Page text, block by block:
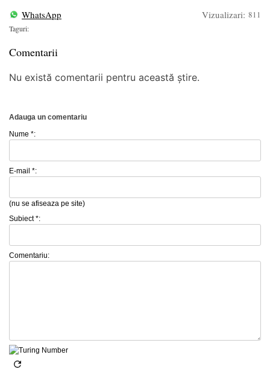
WhatsApp
Vizualizari: 811
Taguri:
Comentarii
Nu există comentarii pentru această știre.
Adauga un comentariu
Nume *:
E-mail *:
(nu se afiseaza pe site)
Subiect *:
Comentariu: